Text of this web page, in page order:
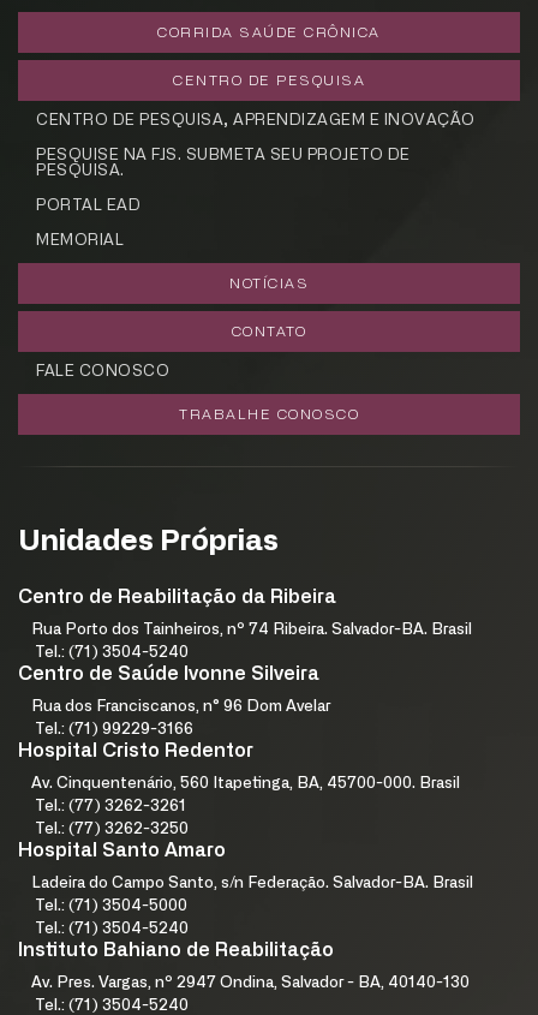
CORRIDA SAÚDE CRÔNICA
CENTRO DE PESQUISA
CENTRO DE PESQUISA, APRENDIZAGEM E INOVAÇÃO
PESQUISE NA FJS. SUBMETA SEU PROJETO DE
PESQUISA.
PORTAL EAD
MEMORIAL
NOTÍCIAS
CONTATO
FALE CONOSCO
TRABALHE CONOSCO
Unidades Próprias
Centro de Reabilitação da Ribeira
Rua Porto dos Tainheiros, nº 74 Ribeira. Salvador-BA. Brasil
Tel.: (71) 3504-5240
Centro de Saúde Ivonne Silveira
Rua dos Franciscanos, n° 96 Dom Avelar
Tel.: (71) 99229-3166
Hospital Cristo Redentor
Av. Cinquentenário, 560 Itapetinga, BA, 45700-000. Brasil
Tel.: (77) 3262-3261
Tel.: (77) 3262-3250
Hospital Santo Amaro
Ladeira do Campo Santo, s/n Federação. Salvador-BA. Brasil
Tel.: (71) 3504-5000
Tel.: (71) 3504-5240
Instituto Bahiano de Reabilitação
Av. Pres. Vargas, nº 2947 Ondina, Salvador - BA, 40140-130
Tel.: (71) 3504-5240